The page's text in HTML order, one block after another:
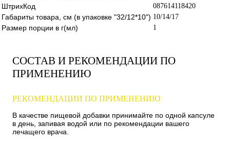
ШтрихКод 087614118420
Габариты товара, см (в упаковке "32/12*10") 10/14/17
Размер порции в г(мл) 1
СОСТАВ И РЕКОМЕНДАЦИИ ПО
ПРИМЕНЕНИЮ
РЕКОМЕНДАЦИИ ПО ПРИМЕНЕНИЮ
В качестве пищевой добавки принимайте по одной капсуле
в день, запивая водой или по рекомендации вашего
лечащего врача.